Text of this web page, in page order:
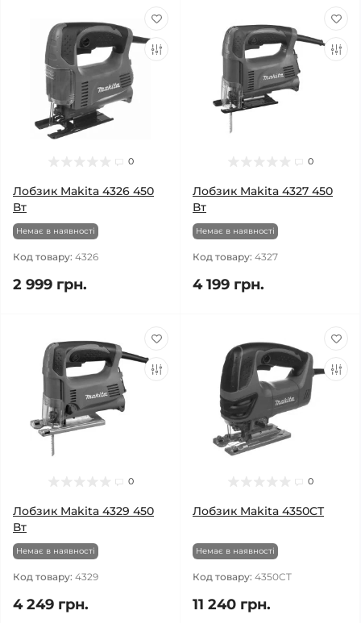
0
Лобзик Makita 4326 450
Вт
Немає в наявності
Код товару: 4326
2 999 грн.
0
Лобзик Makita 4327 450
Вт
Немає в наявності
Код товару: 4327
4 199 грн.
0
Лобзик Makita 4329 450
Вт
Немає в наявності
Код товару: 4329
4 249 грн.
0
Лобзик Makita 4350CT
Немає в наявності
Код товару: 4350CT
11 240 грн.